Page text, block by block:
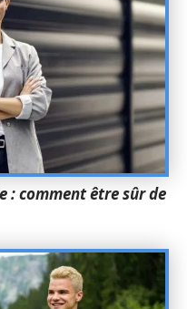
: comment être sûr de